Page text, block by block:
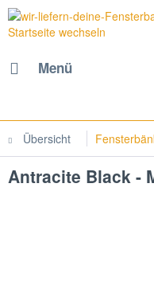
Menü
Übersicht
Antracite Black -